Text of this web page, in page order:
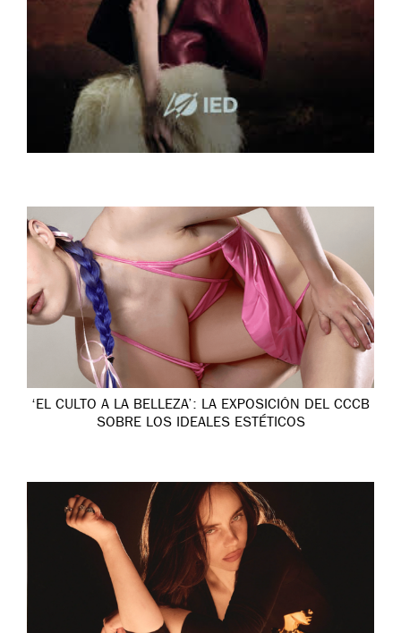
‘EL CULTO A LA BELLEZA’: LA EXPOSICIÓN DEL CCCB
SOBRE LOS IDEALES ESTÉTICOS